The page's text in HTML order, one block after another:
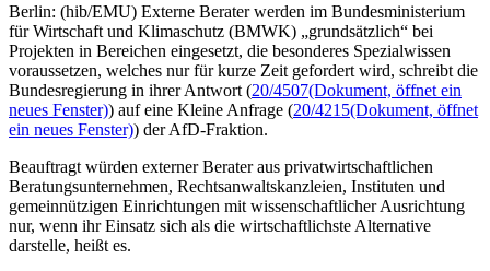
Berlin: (hib/EMU) Externe Berater werden im Bundesministerium
für Wirtschaft und Klimaschutz (BMWK) „grundsätzlich“ bei
Projekten in Bereichen eingesetzt, die besonderes Spezialwissen
voraussetzen, welches nur für kurze Zeit gefordert wird, schreibt die
Bundesregierung in ihrer Antwort (20/4507(Dokument, öffnet ein
neues Fenster)) auf eine Kleine Anfrage (20/4215(Dokument, öffnet
ein neues Fenster)) der AfD-Fraktion.
Beauftragt würden externer Berater aus privatwirtschaftlichen
Beratungsunternehmen, Rechtsanwaltskanzleien, Instituten und
gemeinnützigen Einrichtungen mit wissenschaftlicher Ausrichtung
nur, wenn ihr Einsatz sich als die wirtschaftlichste Alternative
darstelle, heißt es.